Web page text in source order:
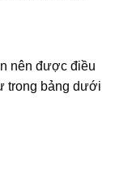
nên được điều
trong bảng dưới